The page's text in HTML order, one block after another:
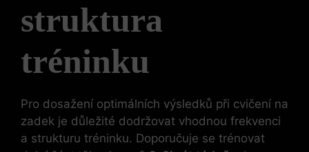
struktura
tréninku
Pro dosažení optimálních výsledků při cvičení na
‌zadek je důležité dodržovat vhodnou frekvenci
a strukturu tréninku. Doporučuje‌ se trénovat